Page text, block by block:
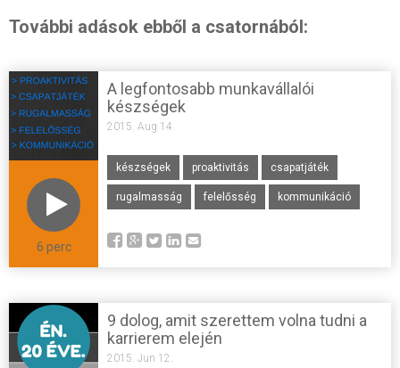
További adások ebből a csatornából:
6 perc
A legfontosabb munkavállalói
készségek
2015. Aug 14.
készségek proaktivitás csapatjáték
rugalmasság felelősség kommunikáció
9 dolog, amit szerettem volna tudni a
karrierem elején
2015. Jun 12.